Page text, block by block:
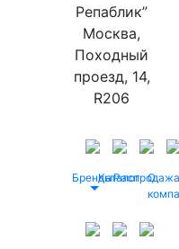
Репаблик”
Москва,
Походный
проезд, 14,
R206
БрендыКаталог
Распродажа
О